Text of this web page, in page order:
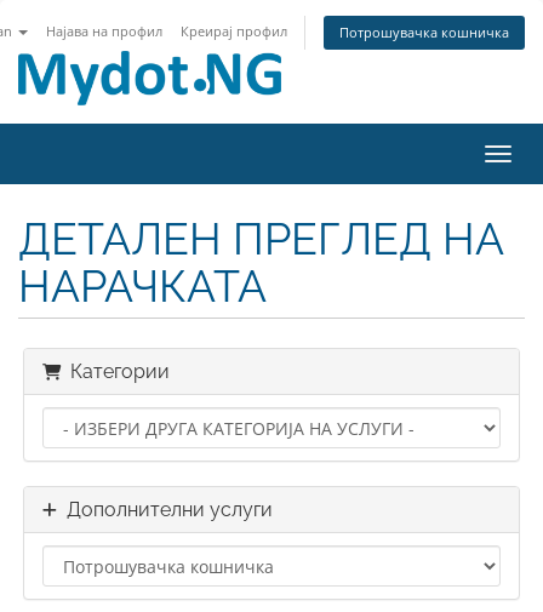
Најава на профил Креирај профил Потрошувачка кошничка
ДЕТАЛЕН ПРЕГЛЕД НА
НАРАЧКАТА
Категории
Дополнителни услуги